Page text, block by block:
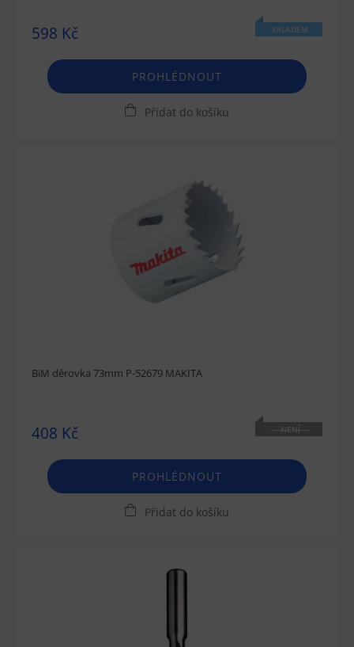
598 Kč SKLADEM
PROHLÉDNOUT
Přidat do košíku
BiM děrovka 73mm P-52679 MAKITA
408 Kč
NENÍ
PROHLÉDNOUT
Přidat do košíku